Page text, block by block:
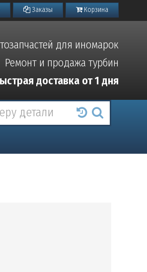
Заказы Корзина
для иномарок
Ремонт и продажа турбин
доставка от 1 дня